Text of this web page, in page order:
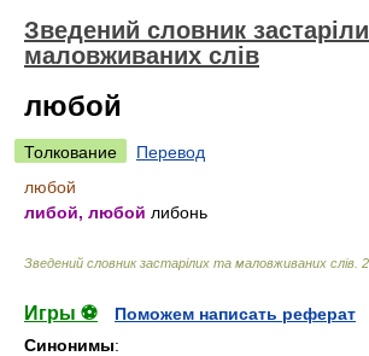
Зведений словник
маловживаних слів
любой
Толкование
Перевод
любой
либой, любой либонь
Зведений словник застарілих та маловживаних слів
Игры ⚽
Поможем написать реферат
Синонимы: